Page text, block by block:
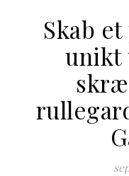
Skab
unikt